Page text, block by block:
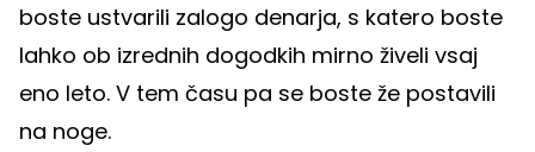
boste ustvarili zalogo denarja, s katero boste
lahko ob izrednih dogodkih mirno živeli vsaj
eno leto. V tem času pa se boste že postavili
na noge.